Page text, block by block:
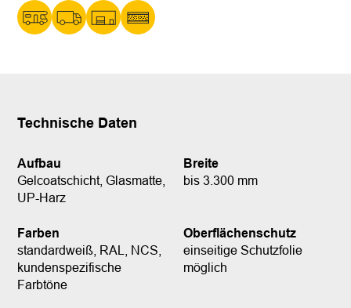
Technische Daten
Aufbau
Gelcoatschicht, Glasmatte,
UP-Harz
Breite
bis 3.300 mm
Farben
standardweiß, RAL, NCS,
kundenspezifische
Farbtöne
Oberflächenschutz
einseitige Schutzfolie
möglich